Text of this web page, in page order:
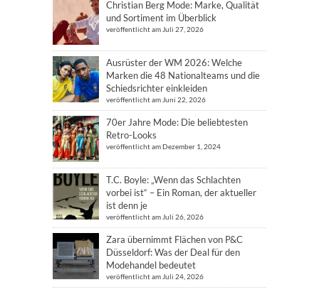
Christian Berg Mode: Marke, Qualität
und Sortiment im Überblick
veröffentlicht am Juli 27, 2026
Ausrüster der WM 2026: Welche
Marken die 48 Nationalteams und die
Schiedsrichter einkleiden
veröffentlicht am Juni 22, 2026
70er Jahre Mode: Die beliebtesten
Retro-Looks
veröffentlicht am Dezember 1, 2024
T.C. Boyle: „Wenn das Schlachten
vorbei ist“ – Ein Roman, der aktueller
ist denn je
veröffentlicht am Juli 26, 2026
Zara übernimmt Flächen von P&C
Düsseldorf: Was der Deal für den
Modehandel bedeutet
veröffentlicht am Juli 24, 2026